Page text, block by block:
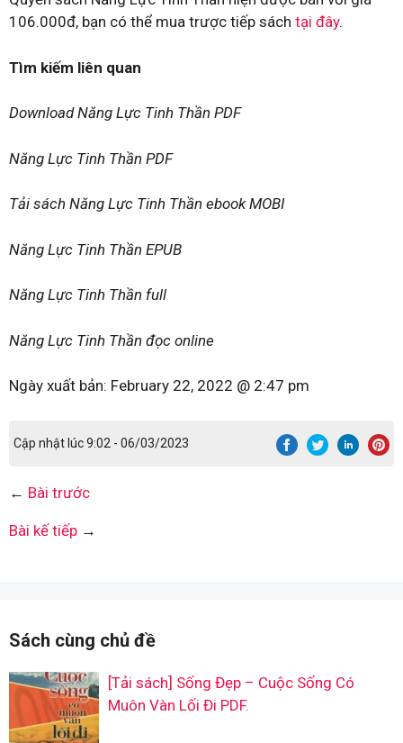
106.000đ, bạn có thể mua trược tiếp sách tại đây.
Tìm kiếm liên quan
Download Năng Lực Tinh Thần PDF
Năng Lực Tinh Thần PDF
Tải sách Năng Lực Tinh Thần ebook MOBI
Năng Lực Tinh Thần EPUB
Năng Lực Tinh Thần full
Năng Lực Tinh Thần đọc online
Ngày xuất bản: February 22, 2022 @ 2:47 pm
Cập nhật lúc 9:02 - 06/03/2023
← Bài trước
Bài kế tiếp →
Sách cùng chủ đề
[Tải sách] Sống Đẹp – Cuộc Sống Có
Muôn Vàn Lối Đi PDF.